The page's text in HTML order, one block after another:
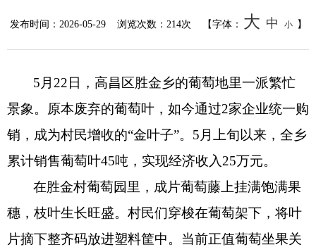
生产安全
价格和收费
自然资源
市场监管
应急管理
发布时间： 2026-05-29浏览次数： 214次 【字体： 大 中 小 】
5月22日，高昌区胜金乡的葡萄地里一派繁忙
景象。原本废弃的葡萄叶，如今通过2家企业统一购
销，成为村民增收的“金叶子”。5月上旬以来，全乡
累计销售葡萄叶45吨，实现经济收入25万元。
在胜金村葡萄园里，成片葡萄藤上挂满饱满果
穗，枝叶生长旺盛。村民们穿梭在葡萄架下，将叶
片摘下整齐码放进塑料筐中。当前正值葡萄坐果关